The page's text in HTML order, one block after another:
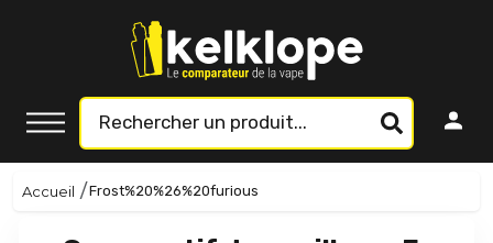
Accueil Frost%20%26%20furious